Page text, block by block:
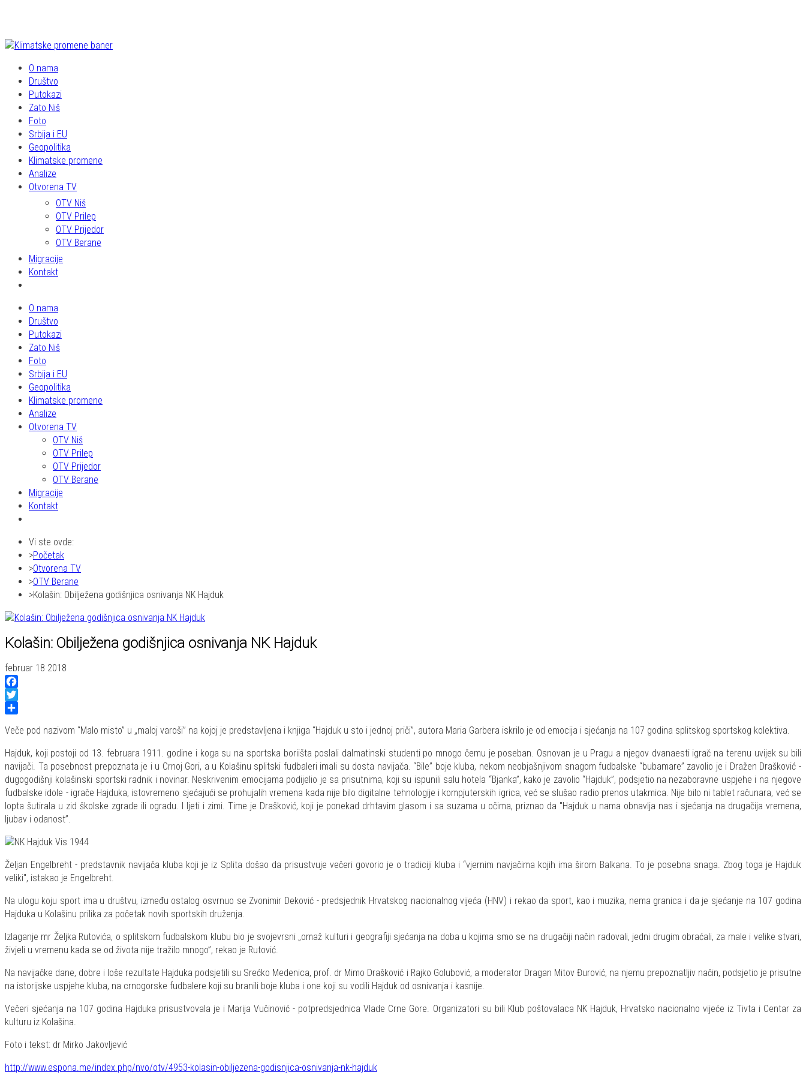
O nama
Društvo
Putokazi
Zato Niš
Foto
Srbija i EU
Geopolitika
Klimatske promene
Analize
Otvorena TV
OTV Niš
OTV Prilep
OTV Prijedor
OTV Berane
Migracije
Kontakt
O nama
Društvo
Putokazi
Zato Niš
Foto
Srbija i EU
Geopolitika
Klimatske promene
Analize
Otvorena TV
OTV Niš
OTV Prilep
OTV Prijedor
OTV Berane
Migracije
Kontakt
Vi ste ovde:
Početak
Otvorena TV
OTV Berane
Kolašin: Obilježena godišnjica osnivanja NK Hajduk
Kolašin: Obilježena godišnjica osnivanja NK Hajduk
februar 18 2018
Facebook
Twitter
Veče pod nazivom “Malo misto” u „maloj varoši” na kojoj je predstavljena i knjiga “Hajduk u sto i jednoj priči”, autora Maria Garbera iskrilo je od emocija i sjećanja na 107 godina splitskog sportskog kolektiva.
Hajduk, koji postoji od 13. februara 1911. godine i koga su na sportska boriišta poslali dalmatinski studenti po mnogo čemu je poseban. Osnovan je u Pragu a njegov dvanaesti igrač na terenu uvijek su bili
navijači. Ta posebnost prepoznata je i u Crnoj Gori, a u Kolašinu splitski fudbaleri imali su dosta navijača. “Bile” boje kluba, nekom neobjašnjivom snagom fudbalske “bubamare” zavolio je i Dražen Drašković -
dugogodišnji kolašinski sportski radnik i novinar. Neskrivenim emocijama podijelio je sa prisutnima, koji su ispunili salu hotela “Bjanka”, kako je zavolio “Hajduk”, podsjetio na nezaboravne uspjehe i na njegove
fudbalske idole - igrače Hajduka, istovremeno sjećajući se prohujalih vremena kada nije bilo digitalne tehnologije i kompjuterskih igrica, već se slušao radio prenos utakmica. Nije bilo ni tablet računara, već se
lopta šutirala u zid školske zgrade ili ogradu. I ljeti i zimi. Time je Drašković, koji je ponekad drhtavim glasom i sa suzama u očima, priznao da "Hajduk u nama obnavlja nas i sjećanja na drugačija vremena,
ljubav i odanost”.
Željan Engelbreht - predstavnik navijača kluba koji je iz Splita došao da prisustvuje večeri govorio je o tradiciji kluba i “vjernim navjačima kojih ima širom Balkana. To je posebna snaga. Zbog toga je Hajduk
veliki", istakao je Engelbreht.
Na ulogu koju sport ima u društvu, između ostalog osvrnuo se Zvonimir Deković - predsjednik Hrvatskog nacionalnog vijeća (HNV) i rekao da sport, kao i muzika, nema granica i da je sjećanje na 107 godina
Hajduka u Kolašinu prilika za početak novih sportskih druženja.
Izlaganje mr Željka Rutovića, o splitskom fudbalskom klubu bio je svojevrsni „omaž kulturi i geografiji sjećanja na doba u kojima smo se na drugačiji način radovali, jedni drugim obraćali, za male i velike stvari,
živjeli u vremenu kada se od života nije tražilo mnogo”, rekao je Rutović.
Na navijačke dane, dobre i loše rezultate Hajduka podsjetili su Srećko Medenica, prof. dr Mimo Drašković i Rajko Golubović, a moderator Dragan Mitov Đurović, na njemu prepoznatljiv način, podsjetio je prisutne
na istorijske uspjehe kluba, na crnogorske fudbalere koji su branili boje kluba i one koji su vodili Hajduk od osnivanja i kasnije.
Večeri sjećanja na 107 godina Hajduka prisustvovala je i Marija Vučinović - potpredsjednica Vlade Crne Gore. Organizatori su bili Klub poštovalaca NK Hajduk, Hrvatsko nacionalno vijeće iz Tivta i Centar za
kulturu iz Kolašina.
Foto i tekst: dr Mirko Jakovljević
http://www.espona.me/index.php/nvo/otv/4953-kolasin-obiljezena-godisnjica-osnivanja-nk-hajduk